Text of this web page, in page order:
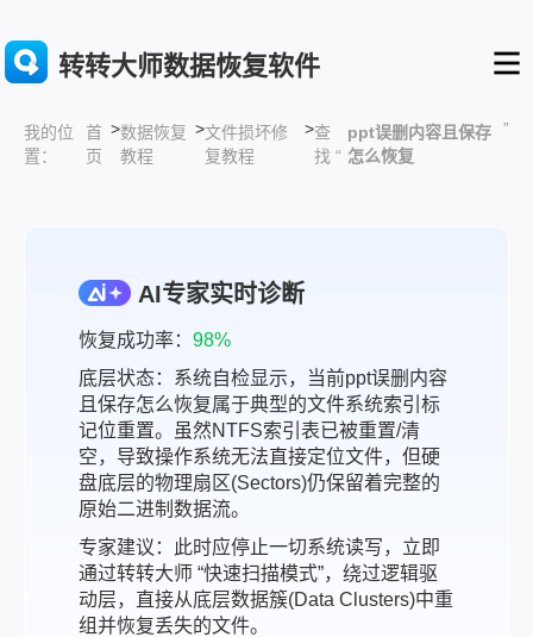
转转大师数据恢复软件
我的位
置：
首
页
>数据恢复
教程
>文件损坏修
复教程
>查
找 “
ppt误删内容且保存
怎么恢复
”
AI专家实时诊断
恢复成功率： 98%
底层状态：系统自检显示，当前ppt误删内容
且保存怎么恢复属于典型的文件系统索引标
记位重置。虽然NTFS索引表已被重置/清
空，导致操作系统无法直接定位文件，但硬
盘底层的物理扇区(Sectors)仍保留着完整的
原始二进制数据流。
专家建议：此时应停止一切系统读写，立即
通过转转大师 “快速扫描模式”，绕过逻辑驱
动层，直接从底层数据簇(Data Clusters)中重
组并恢复丢失的文件。